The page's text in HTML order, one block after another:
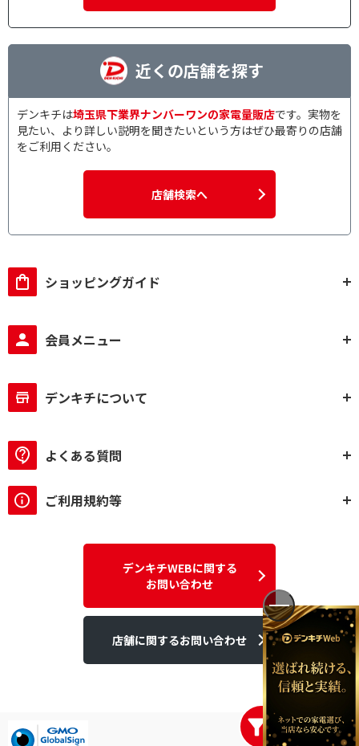
近くの店舗を探す
デンキチは埼玉県下業界ナンバーワンの家電量販店です。実物を
見たい、より詳しい説明を聞きたいという方はぜひ最寄りの店舗
をご利用ください。
店舗検索へ
ショッピングガイド
会員メニュー
デンキチについて
よくある質問
ご利用規約等
デンキチWEBに関する
お問い合わせ
店舗に関するお問い合わせ